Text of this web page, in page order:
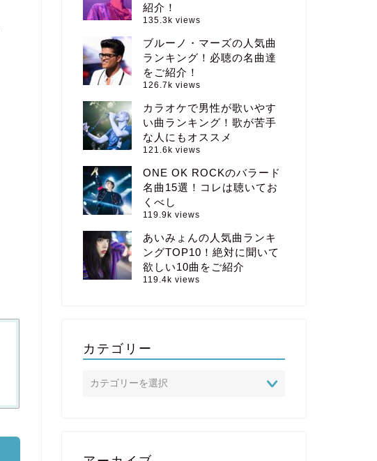
紹介！
135.3k views
ブルーノ・マーズの人気曲
ランキング！必聴の名曲達
をご紹介！
126.7k views
カラオケで男性が歌いやす
い曲ランキング！歌が苦手
な人にもオススメ
121.6k views
ONE OK ROCKのバラード
名曲15選！コレは聴いてお
くべし
119.9k views
あいみょんの人気曲ランキ
ングTOP10！絶対に聞いて
欲しい10曲をご紹介
119.4k views
カテゴリー